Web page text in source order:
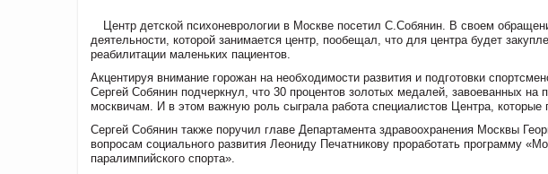
Центр детской психоневрологии в Москве посетил С.Собянин. В своем
деятельности, которой занимается центр, пообещал, что для центра будет
реабилитации маленьких пациентов.
Акцентируя внимание горожан на необходимости развития и подготовки
Сергей Собянин подчеркнул, что 30 процентов золотых медалей, завоеванных на
москвичам. И в этом важную роль сыграла работа специалистов Центра, которые
Сергей Собянин также поручил главе Департамента здравоохранения Москвы
вопросам социального развития Леониду Печатникову проработать программу
паралимпийского спорта».